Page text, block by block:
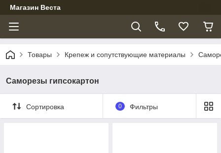
Магазин Веста
Товары Крепеж и сопутствующие материалы
Саморезы гипсокартон
Сортировка 0 Фильтры